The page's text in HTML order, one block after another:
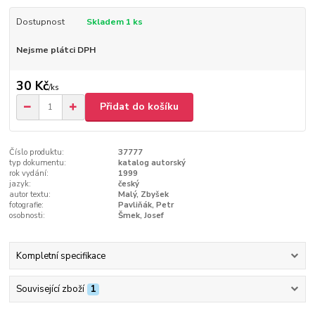
Dostupnost Skladem 1 ks
Nejsme plátci DPH
30 Kč/ks
Přidat do košíku
Číslo produktu:
37777
typ dokumentu:
katalog autorský
rok vydání:
1999
jazyk:
český
autor textu:
Malý, Zbyšek
fotografie:
Pavliňák, Petr
osobnosti:
Šmek, Josef
Kompletní specifikace
Související zboží 1